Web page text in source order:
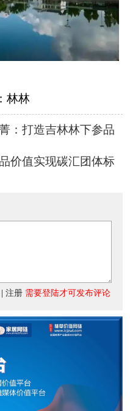
林林
：打造吉林林下参品
价值实现碳汇团体标
|注册 需要登陆才可发布评论